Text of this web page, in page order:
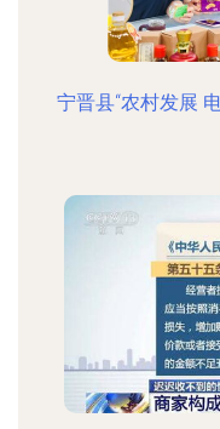
宁晋县“农村发展